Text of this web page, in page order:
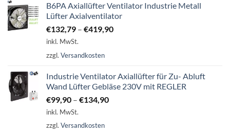
auf
der
Produktseite
auf
der
B6PA Axiallüfter Ventilator Industrie Metall
Lüfter Axialventilator
€132,79 – €419,90
inkl. MwSt.
zzgl. Versandkosten
Industrie Ventilator Axiallüfter für Zu- Abluft
Wand Lüfter Gebläse 230V mit REGLER
€99,90 – €134,90
inkl. MwSt.
zzgl. Versandkosten